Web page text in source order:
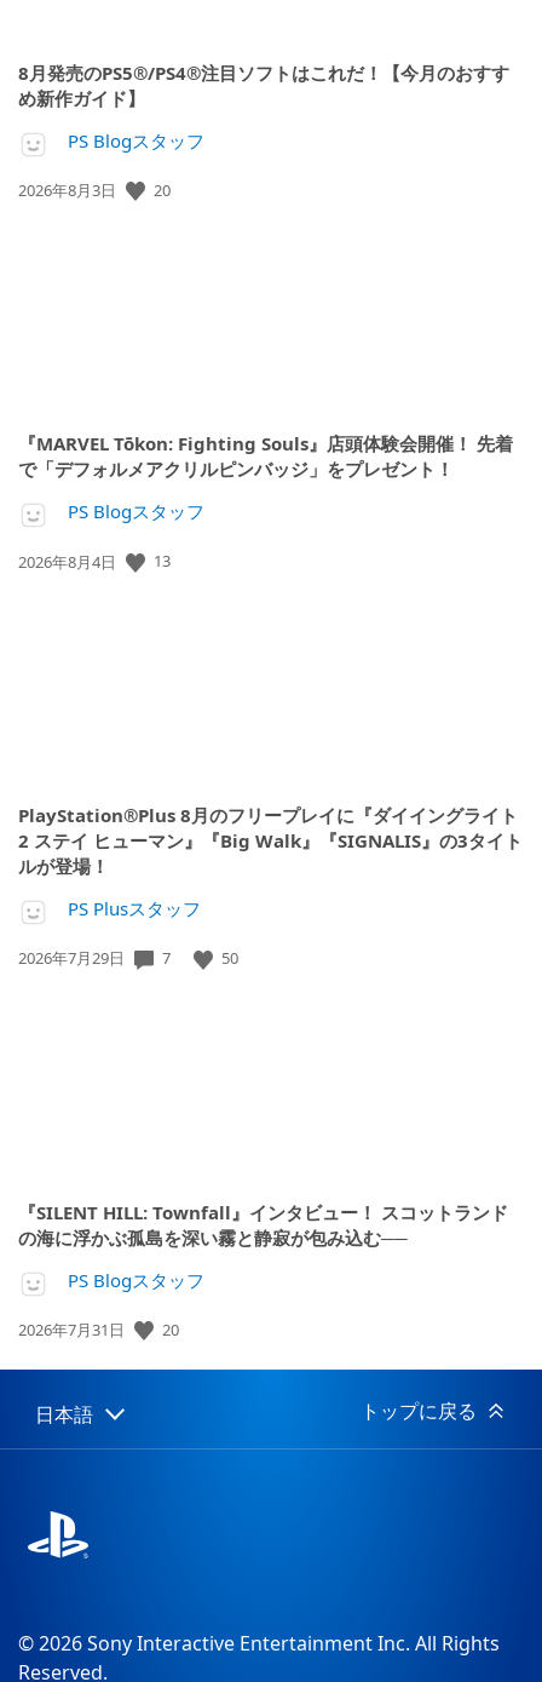
8月発売のPS5®/PS4®注目ソフトはこれだ！【今月のおすす
め新作ガイド】
PS Blogスタッフ
公
2026年8月3日 20
『MARVEL Tōkon: Fighting Souls』店頭体験会開催！ 先着
で「デフォルメアクリルピンバッジ」をプレゼント！
PS Blogスタッフ
公
2026年8月4日 13
PlayStation®Plus 8月のフリープレイに『ダイイングライト
2 ステイ ヒューマン』『Big Walk』『SIGNALIS』の3タイト
ルが登場！
PS Plusスタッフ
公
2026年7月29日 7 50
『SILENT HILL: Townfall』インタビュー！ スコットランド
の海に浮かぶ孤島を深い霧と静寂が包み込む──
PS Blogスタッフ
公
日:
2026年7月31日 20
Select
Current
日本語 トップに戻る
© 2026 Sony Interactive Entertainment Inc. All Rights
Reserved.